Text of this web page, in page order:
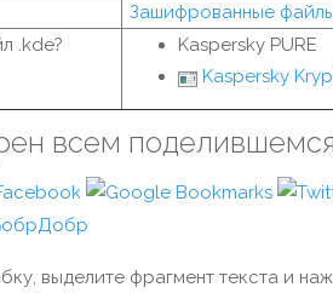
Зашифрованные
.kde?
Kaspersky PURE
Kaspersky
всем
выделите фрагмент текста и